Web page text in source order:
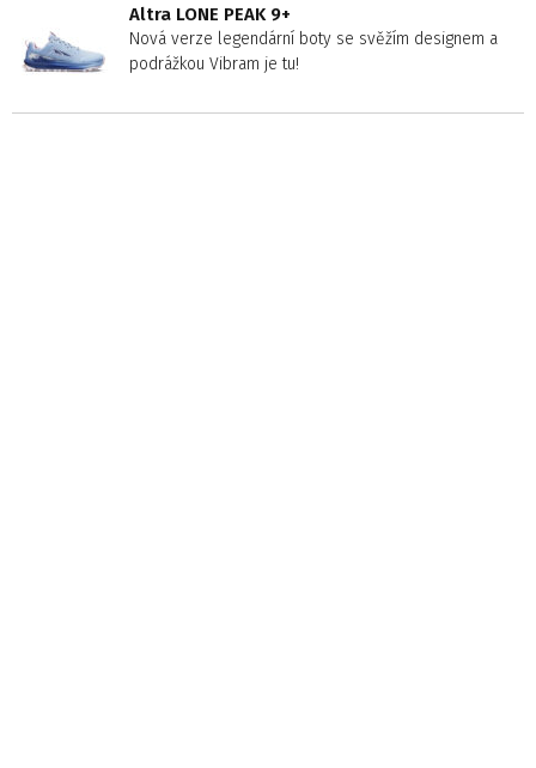
Altra LONE PEAK 9+
Nová verze legendární boty se svěžím designem a
podrážkou Vibram je tu!